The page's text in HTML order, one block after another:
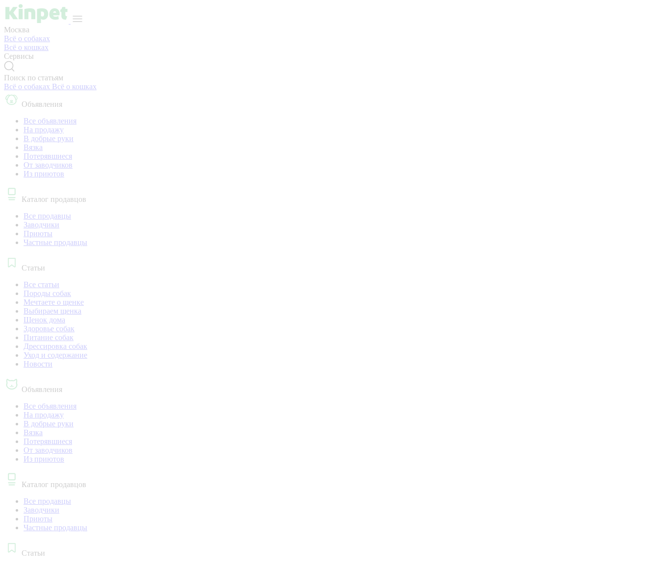
Москва
Всё о собаках
Всё о кошках
Сервисы
Поиск по статьям
Всё о собаках Всё о кошках
Объявления
Все объявления
На продажу
В добрые руки
Вязка
Потерявшиеся
От заводчиков
Из приютов
Каталог продавцов
Все продавцы
Заводчики
Приюты
Частные продавцы
Статьи
Все статьи
Породы собак
Мечтаете о щенке
Выбираем щенка
Щенок дома
Здоровье собак
Питание собак
Дрессировка собак
Уход и содержание
Новости
Объявления
Все объявления
На продажу
В добрые руки
Вязка
Потерявшиеся
От заводчиков
Из приютов
Каталог продавцов
Все продавцы
Заводчики
Приюты
Частные продавцы
Статьи